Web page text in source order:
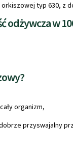
typ 630, z
odżywcza w
organizm,
przyswajalny